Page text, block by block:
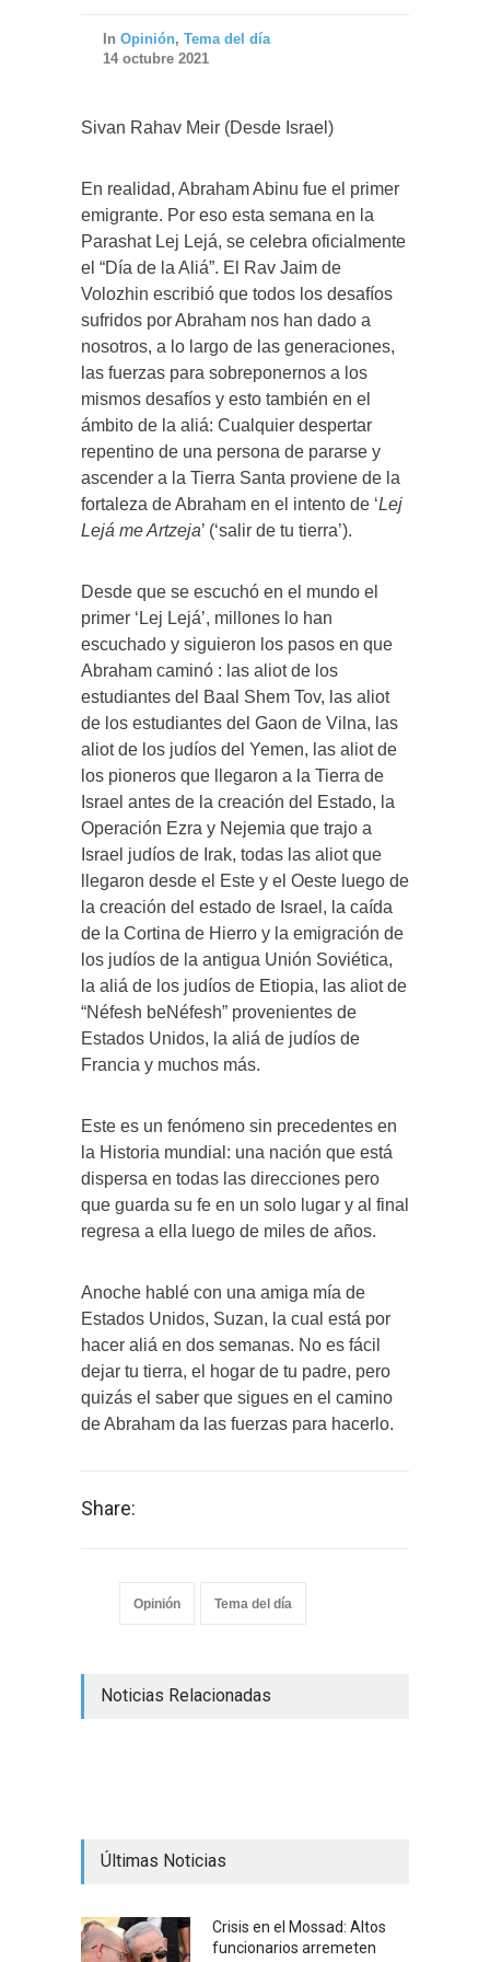
In Opinión, Tema del día
14 octubre 2021
Sivan Rahav Meir (Desde Israel)
En realidad, Abraham Abinu fue el primer
emigrante. Por eso esta semana en la
Parashat Lej Lejá, se celebra oficialmente
el “Día de la Aliá”. El Rav Jaim de
Volozhin escribió que todos los desafíos
sufridos por Abraham nos han dado a
nosotros, a lo largo de las generaciones,
las fuerzas para sobreponernos a los
mismos desafíos y esto también en el
ámbito de la aliá: Cualquier despertar
repentino de una persona de pararse y
ascender a la Tierra Santa proviene de la
fortaleza de Abraham en el intento de ‘Lej
Lejá me Artzeja’ (‘salir de tu tierra’).
Desde que se escuchó en el mundo el
primer ‘Lej Lejá’, millones lo han
escuchado y siguieron los pasos en que
Abraham caminó : las aliot de los
estudiantes del Baal Shem Tov, las aliot
de los estudiantes del Gaon de Vilna, las
aliot de los judíos del Yemen, las aliot de
los pioneros que llegaron a la Tierra de
Israel antes de la creación del Estado, la
Operación Ezra y Nejemia que trajo a
Israel judíos de Irak, todas las aliot que
llegaron desde el Este y el Oeste luego de
la creación del estado de Israel, la caída
de la Cortina de Hierro y la emigración de
los judíos de la antigua Unión Soviética,
la aliá de los judíos de Etiopia, las aliot de
“Néfesh beNéfesh” provenientes de
Estados Unidos, la aliá de judíos de
Francia y muchos más.
Este es un fenómeno sin precedentes en
la Historia mundial: una nación que está
dispersa en todas las direcciones pero
que guarda su fe en un solo lugar y al final
regresa a ella luego de miles de años.
Anoche hablé con una amiga mía de
Estados Unidos, Suzan, la cual está por
hacer aliá en dos semanas. No es fácil
dejar tu tierra, el hogar de tu padre, pero
quizás el saber que sigues en el camino
de Abraham da las fuerzas para hacerlo.
Share:
Opinión Tema del día
Noticias Relacionadas
Últimas Noticias
Crisis en el Mossad: Altos
funcionarios arremeten